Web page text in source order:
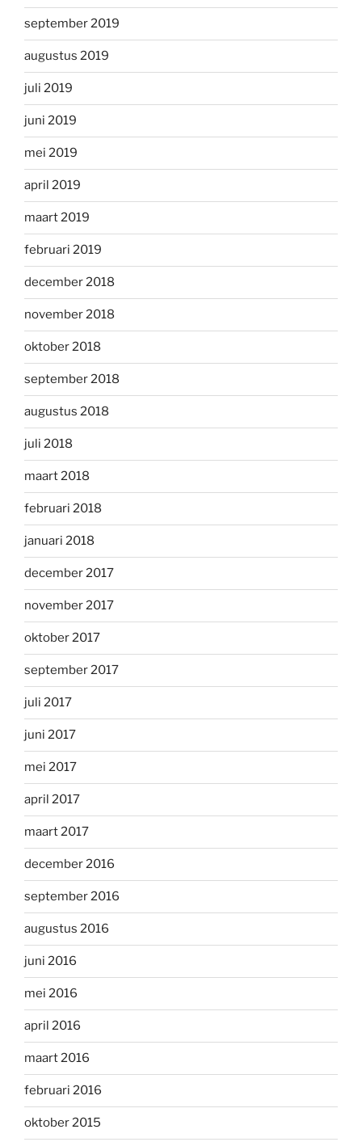
september 2019
augustus 2019
juli 2019
juni 2019
mei 2019
april 2019
maart 2019
februari 2019
december 2018
november 2018
oktober 2018
september 2018
augustus 2018
juli 2018
maart 2018
februari 2018
januari 2018
december 2017
november 2017
oktober 2017
september 2017
juli 2017
juni 2017
mei 2017
april 2017
maart 2017
december 2016
september 2016
augustus 2016
juni 2016
mei 2016
april 2016
maart 2016
februari 2016
oktober 2015